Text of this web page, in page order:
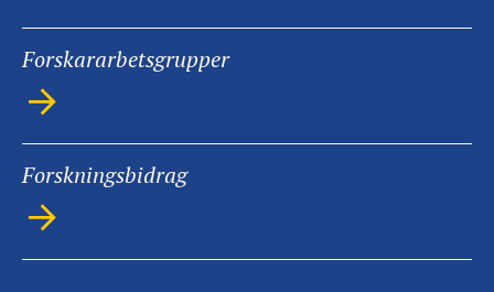
Forskararbetsgrupper
Forskningsbidrag